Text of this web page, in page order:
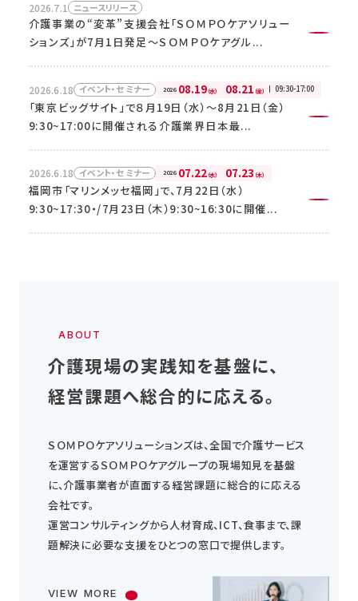
0120-93-6707
メールでのお問い合わせ
2026.7.1 ニュースリリース
介護事業の“変革”支援会社「ＳＯＭＰＯケアソリュー
ションズ」が7月1日発足～ＳＯＭＰＯケアグル...
2026.6.18 イベント・セミナー 2026 08.19（水） 08.21 （金） 09:30-17:00
「東京ビッグサイト」で８月19日（水）～8月21日（金）
9:30~17:00に開催される介護業界日本最...
2026.6.18 イベント・セミナー 2026 07.22（水） 07.23 （木）
福岡市「マリンメッセ福岡」で、7月22日（水）
9:30~17:30・/7月23日（木）9:30~16:30に開催...
ABOUT
介護現場の実践知を基盤に、
経営課題へ総合的に応える。
ＳＯＭＰＯケアソリューションズは、全国で介護サービス
を運営するＳＯＭＰＯケアグループの現場知見を基盤
に、介護事業者が直面する経営課題に総合的に応える
会社です。
運営コンサルティングから人材育成、ICT、食事まで、課
題解決に必要な支援をひとつの窓口で提供します。
VIEW MORE